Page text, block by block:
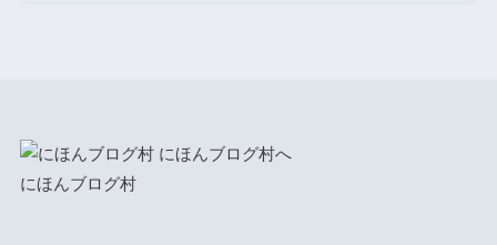
にほんブログ村